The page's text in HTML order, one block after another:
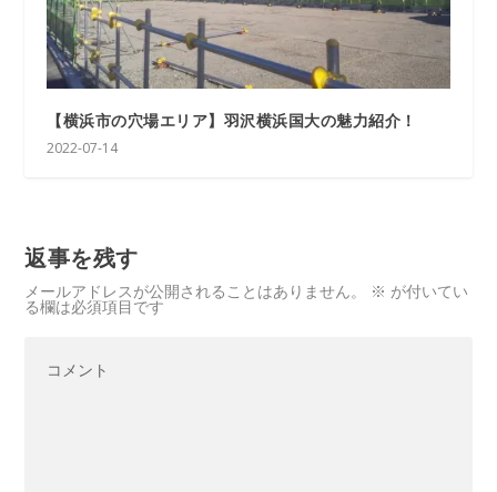
【横浜市の穴場エリア】羽沢横浜国大の魅力紹介！
2022-07-14
返事を残す
メールアドレスが公開されることはありません。 ※ が付いてい
る欄は必須項目です